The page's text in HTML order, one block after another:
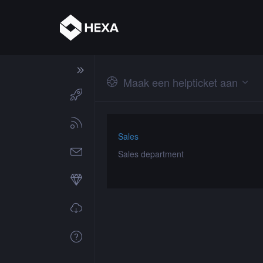
Maak een helpticket aan
Sales
Sales department